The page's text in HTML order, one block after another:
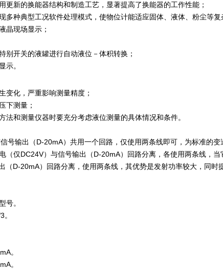
新的换能器结构和制造工艺，显著提高了换能器的工作性能；
多种典型工况软件处理模式，使物位计能适应固体、液体、粉尘等复
晶现场显示；
别开关的液罐进行自动液位－体积转换；
示。
变化，严重影响测量精度；
下测量；
和测量仪器时要充分考虑液位测量的具体情况和条件。
号输出（D-20mA）共用一个回路，仅使用两条线即可，为标准的变
（仅DC24V）与信号输出（D-20mA）回路分离，各使用两条线，
D-20mA）回路分离，使用两条线，其优势是发射功率较大，同时
号。
。
。